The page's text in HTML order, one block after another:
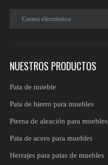
Correo electrónico
NUESTROS PRODUCTOS
Pata de mueble
Pata de hierro para muebles
Pierna de aleación para muebles
Pata de acero para muebles
Herrajes para patas de muebles